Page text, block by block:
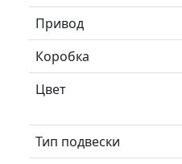
Привод
Коробка
Цвет
Тип подвески